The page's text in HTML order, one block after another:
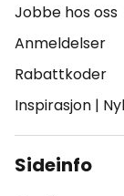
Jobbe hos oss
Anmeldelser
Rabattkoder
Inspirasjon |
Sideinfo